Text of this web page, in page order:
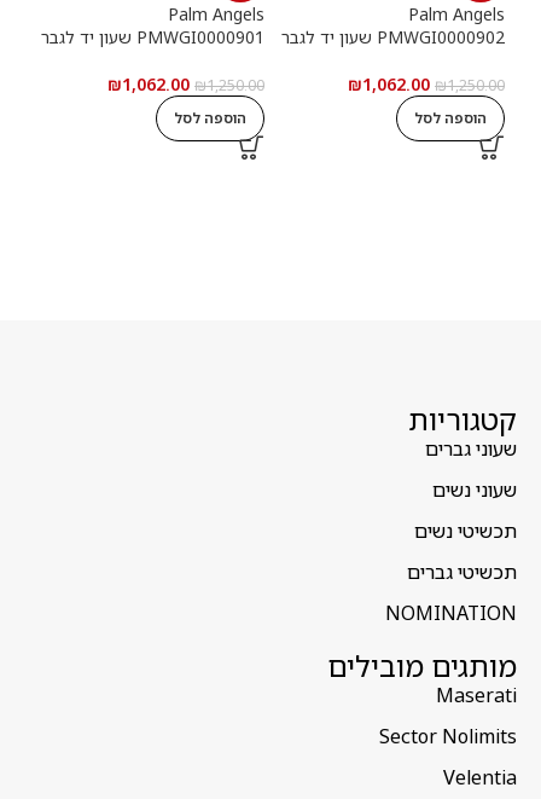
Palm Angels
PMWGI0000902 שעון יד לגבר
₪1,250.00
₪1,062.00
הוספה לסל
Palm Angels
PMWGI0000901 שעון יד לגבר
₪1,250.00
₪1,062.00
הוספה לסל
קטגוריות
שעוני גברים
שעוני נשים
תכשיטי נשים
תכשיטי גברים
NOMINATION
מותגים מובילים
Maserati
Sector Nolimits
Velentia